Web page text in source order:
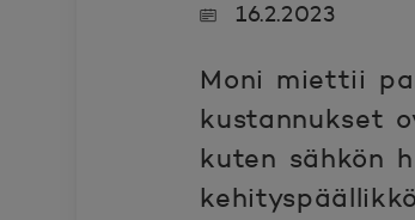
16.2.2023
Moni miettii
kustannukset
kuten sähkön